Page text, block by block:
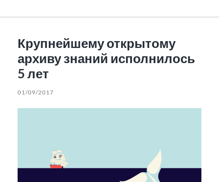
Крупнейшему открытому
архиву знаний исполнилось
5 лет
01/09/2017